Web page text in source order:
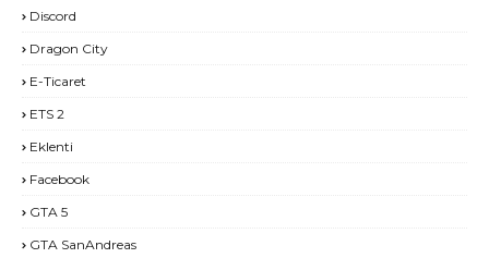
Discord
Dragon City
E-Ticaret
ETS 2
Eklenti
Facebook
GTA 5
GTA SanAndreas